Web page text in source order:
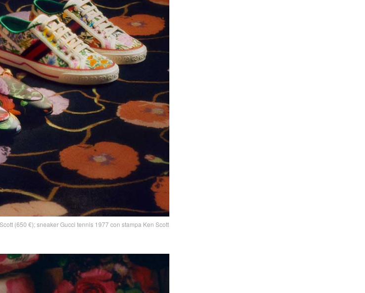
(650 €); sneaker Gucci tennis 1977 con stampa Ken Scott